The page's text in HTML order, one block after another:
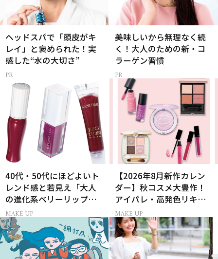
ヘッドスパで「頭皮がキ
レイ」と褒められた！実
感した“水の大切さ”
美味しいから無理なく続
く！大人のための新・コ
ラーゲン習慣
40代・50代にほどよいト
レンド感と若見え「大人
の進化系ベリーリップ」6
選
MAKE UP
【2026年8月新作カレン
ダー】秋コスメ大豊作！
アイパレ・高発色リキッ
ドリップ・チーク
MAKE UP